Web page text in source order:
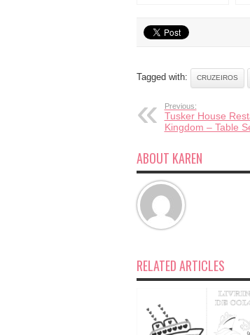
Tagged with: CRUZEIROS
Previous:
Tusker House
Kingdom – Table
ABOUT KAREN
RELATED ARTICLES